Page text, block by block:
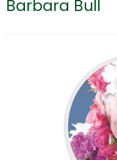
Barbara Bull